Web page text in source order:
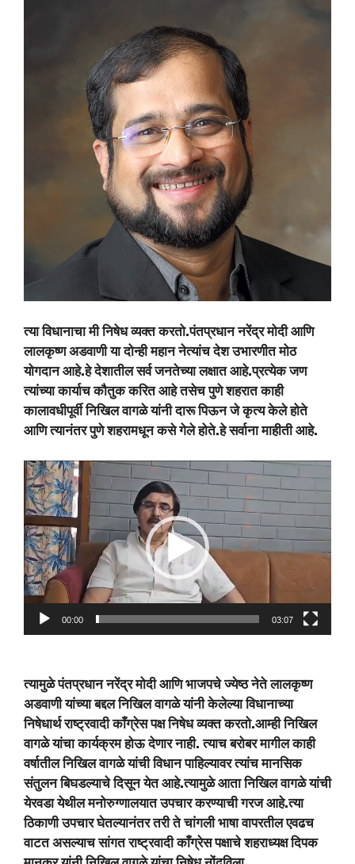
त्या विधानाचा मी निषेध व्यक्त करतो.पंतप्रधान नरेंद्र मोदी आणि
लालकृष्ण अडवाणी या दोन्ही महान नेत्यांच देश उभारणीत मोठ
योगदान आहे.हे देशातील सर्व जनतेच्या लक्षात आहे.प्रत्येक जण
त्यांच्या कार्याच कौतुक करित आहे तसेच पुणे शहरात काही
कालावधीपूर्वी निखिल वागळे यांनी दारू पिऊन जे कृत्य केले होते
आणि त्यानंतर पुणे शहरामधून कसे गेले होते.हे सर्वाना माहीती आहे.
Video
Player
00:00 03:07
त्यामुळे पंतप्रधान नरेंद्र मोदी आणि भाजपचे ज्येष्ठ नेते लालकृष्ण
अडवाणी यांच्या बद्दल निखिल वागळेयांनी केलेल्या विधानाच्या
निषेधार्थ राष्ट्रवादी काँग्रेस पक्ष निषेध व्यक्त करतो.आम्ही निखिल
वागळे यांचा कार्यक्रम होऊ देणार नाही. त्याच बरोबर मागील काही
वर्षातील निखिल वागळे यांची विधान पाहिल्यावर त्यांच मानसिक
संतुलन बिघडल्याचे दिसून येत आहे.त्यामुळे आता निखिल वागळे यांची
येरवडा येथील मनोरुग्णालयात उपचार करण्याची गरज आहे.त्या
ठिकाणी उपचार घेतल्यानंतर तरी ते चांगली भाषा वापरतील एवढच
वाटत असल्याच सांगत राष्ट्रवादी काँग्रेस पक्षाचे शहराध्यक्ष दिपक